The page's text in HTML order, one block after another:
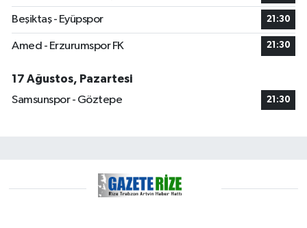
Beşiktaş - Eyüpspor 21:30
Amed - Erzurumspor FK 21:30
17 Ağustos, Pazartesi
Samsunspor - Göztepe
21:30